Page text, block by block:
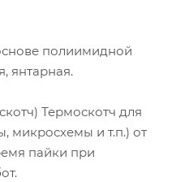
полиимидной
янтарная.
Термоскотч для
микросхемы и т.п.) от
пайки при